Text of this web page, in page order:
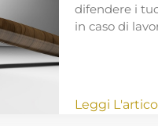
difendere i
in caso di
Leggi